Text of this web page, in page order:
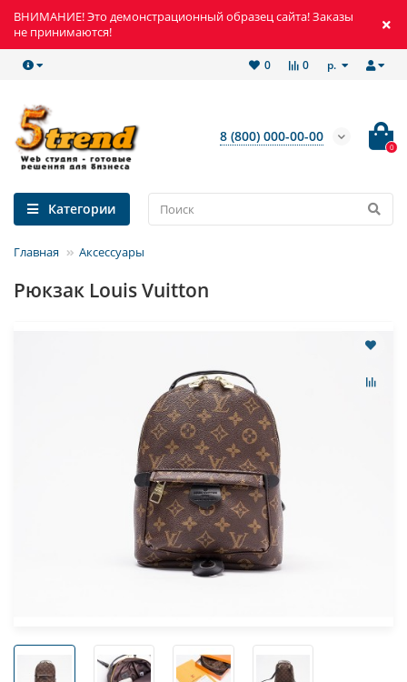
ВНИМАНИЕ! Это демонстрационный образец сайта! Заказы
не принимаются!
р.
0
0
8 (800) 000-00-00
0
Категории
Главная Аксессуары
Рюкзак Louis Vuitton